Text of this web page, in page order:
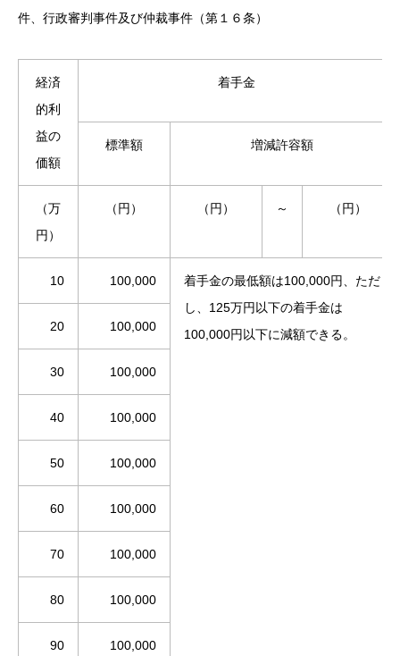
件、行政審判事件及び仲裁事件（第１６条）
経済
的利
益の
価額
着手金
標準額 増減許容額
（万
円）
（円） （円） ～ （円）
10 100,000
着手金の最低額は100,000円、ただ
し、125万円以下の着手金は
100,000円以下に減額できる。
20 100,000
30 100,000
40 100,000
50 100,000
60 100,000
70 100,000
80 100,000
90 100,000